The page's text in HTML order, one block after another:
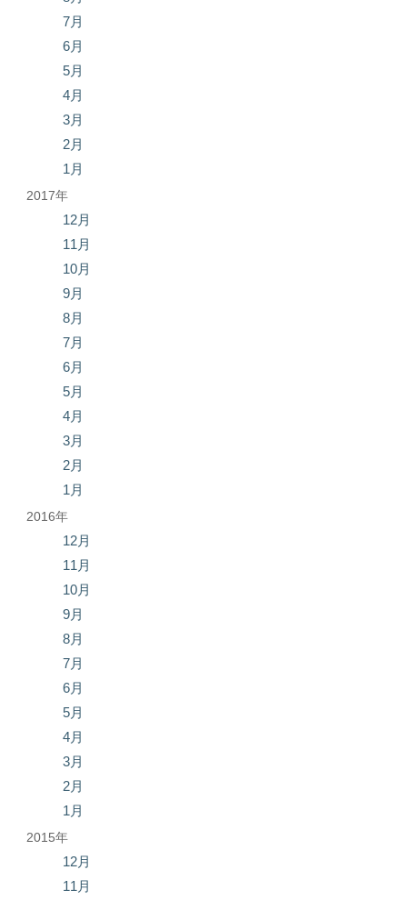
7月
6月
5月
4月
3月
2月
1月
2017年
12月
11月
10月
9月
8月
7月
6月
5月
4月
3月
2月
1月
2016年
12月
11月
10月
9月
8月
7月
6月
5月
4月
3月
2月
1月
2015年
12月
11月